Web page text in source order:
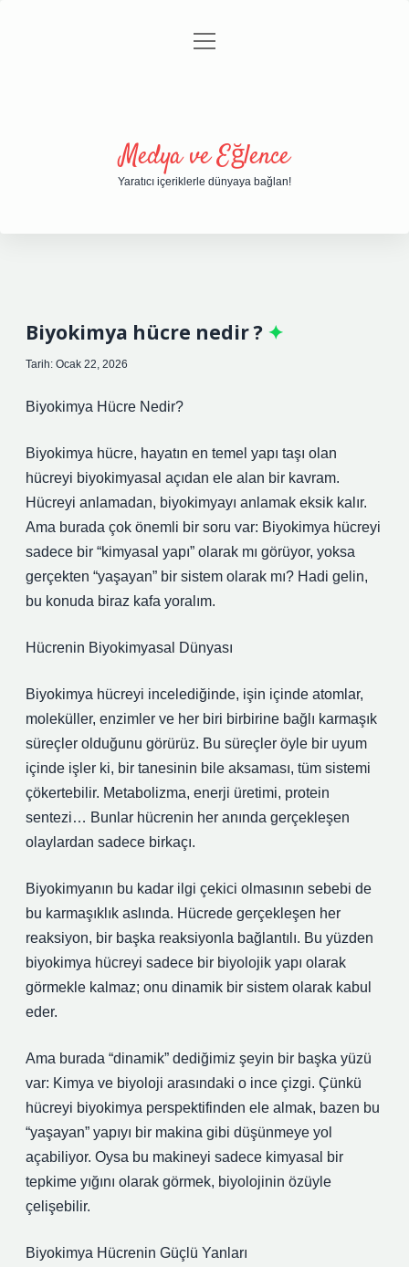
Gizlilik Politikası
menüyü
Medya ve Eğlence
Yaratıcı içeriklerle dünyaya bağlan!
Biyokimya hücre nedir ?
Tarih: Ocak 22, 2026
Biyokimya Hücre Nedir?
Biyokimya hücre, hayatın en temel yapı taşı olan
hücreyi biyokimyasal açıdan ele alan bir kavram.
Hücreyi anlamadan, biyokimyayı anlamak eksik kalır.
Ama burada çok önemli bir soru var: Biyokimya hücreyi
sadece bir “kimyasal yapı” olarak mı görüyor, yoksa
gerçekten “yaşayan” bir sistem olarak mı? Hadi gelin,
bu konuda biraz kafa yoralım.
Hücrenin Biyokimyasal Dünyası
Biyokimya hücreyi incelediğinde, işin içinde atomlar,
moleküller, enzimler ve her biri birbirine bağlı karmaşık
süreçler olduğunu görürüz. Bu süreçler öyle bir uyum
içinde işler ki, bir tanesinin bile aksaması, tüm sistemi
çökertebilir. Metabolizma, enerji üretimi, protein
sentezi… Bunlar hücrenin her anında gerçekleşen
olaylardan sadece birkaçı.
Biyokimyanın bu kadar ilgi çekici olmasının sebebi de
bu karmaşıklık aslında. Hücrede gerçekleşen her
reaksiyon, bir başka reaksiyonla bağlantılı. Bu yüzden
biyokimya hücreyi sadece bir biyolojik yapı olarak
görmekle kalmaz; onu dinamik bir sistem olarak kabul
eder.
Ama burada “dinamik” dediğimiz şeyin bir başka yüzü
var: Kimya ve biyoloji arasındaki o ince çizgi. Çünkü
hücreyi biyokimya perspektifinden ele almak, bazen bu
“yaşayan” yapıyı bir makina gibi düşünmeye yol
açabiliyor. Oysa bu makineyi sadece kimyasal bir
tepkime yığını olarak görmek, biyolojinin özüyle
çelişebilir.
Biyokimya Hücrenin Güçlü Yanları